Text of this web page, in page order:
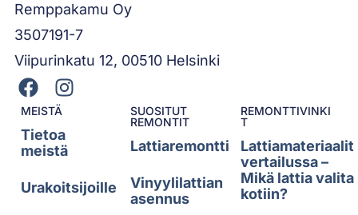
Remppakamu Oy
3507191-7
Viipurinkatu 12, 00510 Helsinki
MEISTÄ
Tietoa
meistä
Urakoitsijoille
SUOSITUT
REMONTIT
Lattiaremontti
Vinyylilattian
asennus
REMONTTIVINKI
T
Lattiamateriaalit
vertailussa –
Mikä lattia valita
kotiin?